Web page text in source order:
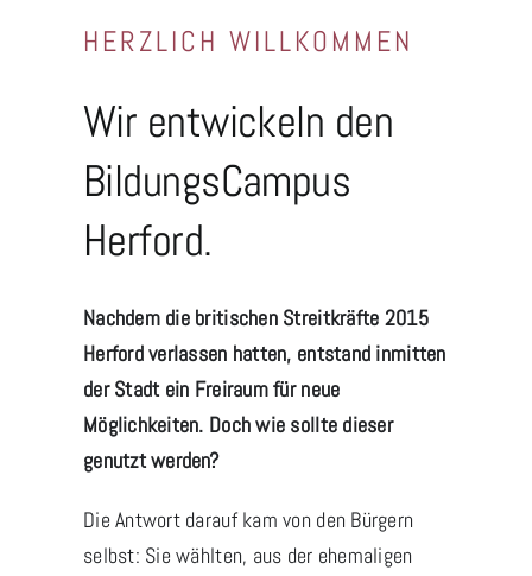
HERZLICH WILLKOMMEN
Wir entwickeln den
BildungsCampus
Herford.
Nachdem die britischen Streitkräfte 2015
Herford verlassen hatten, entstand inmitten
der Stadt ein Freiraum für neue
Möglichkeiten. Doch wie sollte dieser
genutzt werden?
Die Antwort darauf kam von den Bürgern
selbst: Sie wählten, aus der ehemaligen